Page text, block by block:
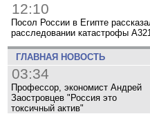
12:10
Посол России в Египте
расследовании катастрофы
ГЛАВНАЯ НОВОСТЬ
03:34
Профессор, экономист Андрей
Заостровцев "Россия это
токсичный актив"